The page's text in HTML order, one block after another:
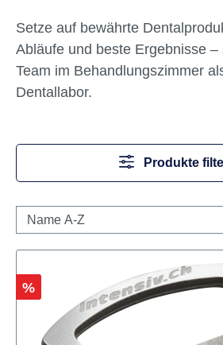
Setze auf bewährte
Abläufe und beste Ergebnisse
Team im Behandlungszimmer
Dentallabor.
Produkte
Rabatt
%